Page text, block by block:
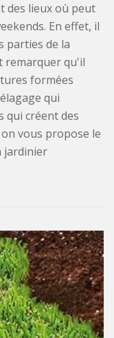
des lieux où peut
En effet, il
parties de la
remarquer qu'il
formées
qui
qui créent des
vous propose le
jardinier